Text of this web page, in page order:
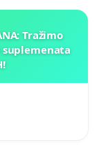
Tražimo